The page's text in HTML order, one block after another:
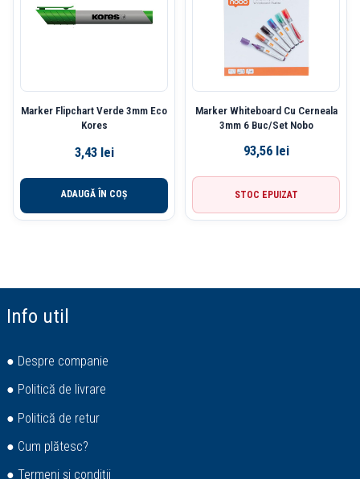
Marker Flipchart Verde 3mm Eco
Kores
3,43 lei
ADAUGĂ ÎN COȘ
Marker Whiteboard Cu Cerneala
3mm 6 Buc/Set Nobo
93,56 lei
STOC EPUIZAT
Info util
● Despre companie
● Politică de livrare
● Politică de retur
● Cum plătesc?
● Termeni și condiții